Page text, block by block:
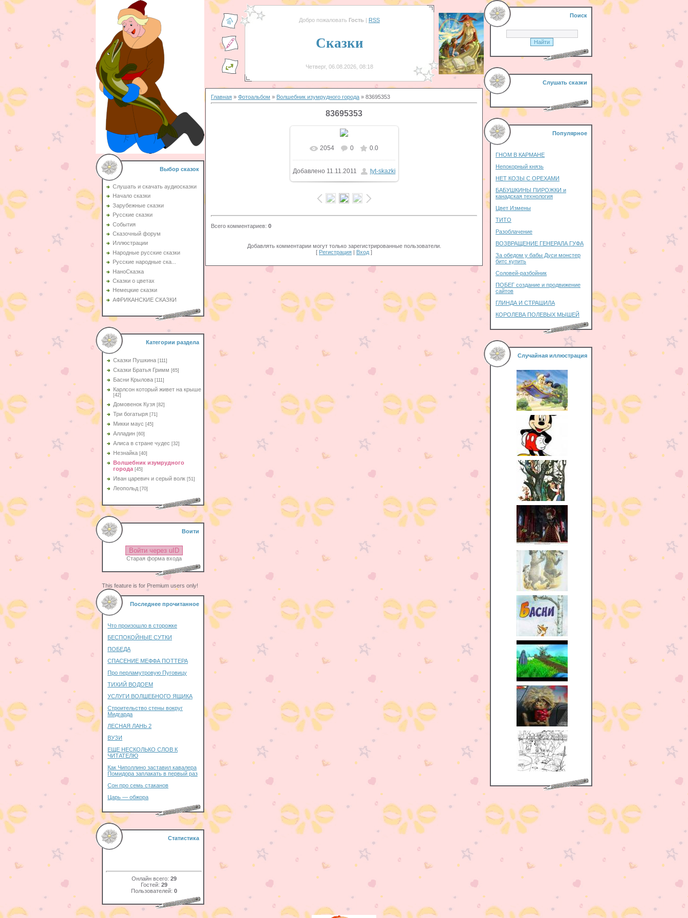
Выбор сказок
Слушать и скачать аудиосказки
Начало сказки
Зарубежные сказки
Русские сказки
События
Сказочный форум
Иллюстрации
Народные русские сказки
Русские народные ска...
НаноСказка
Сказки о цветах
Немецкие сказки
АФРИКАНСКИЕ СКАЗКИ
Категории раздела
Сказки Пушкина [111]
Сказки Братья Гримм [65]
Басни Крылова [111]
Карлсон который живет на крыше
[42]
Домовенок Кузя [82]
Три богатыря [71]
Микки маус [45]
Алладин [60]
Aлиса в стране чудес [32]
Незнайка [40]
Волшебник изумрудного
города [45]
Иван царевич и серый волк [51]
Леопольд [70]
Воити
Войти через uID
Старая форма входа
This feature is for Premium users only!
Последнее прочитанное
Что произошло в сторожке
БЕСПОКОЙНЫЕ СУТКИ
ПОБЕДА
СПАСЕНИЕ МЕФФА ПОТТЕРА
Про перламутровую Пуговицу
ТИХИЙ ВОДОЕМ
УСЛУГИ ВОЛШЕБНОГО ЯЩИКА
Строительство стены вокруг
Мидгарда
ЛЕСНАЯ ЛАНЬ 2
ВУЗИ
ЕЩЕ НЕСКОЛЬКО СЛОВ К
ЧИТАТЕЛЮ
Как Чиполлино заставил кавалера
Помидора заплакать в первый раз
Сон про семь стаканов
Царь — обжора
Статистика
Онлайн всего: 29
Гостей: 29
Пользователей: 0
Добро пожаловать Гость | RSS
Сказки
Четверг, 06.08.2026, 08:18
Главная » Фотоальбом » Волшебник изумрудного города » 83695353
83695353
В реальном размере
567x384/ 32.5Kb
2054 0 0.0
Добавлено 11.11.2011 tyt-skazki
Всего комментариев: 0
Добавлять комментарии могут только зарегистрированные пользователи.
[ Регистрация | Вход ]
Поиск
Слушать сказки
Популярное
ГНОМ В КАРМАНЕ
Непокорный князь
НЕТ КОЗЫ С ОРЕХАМИ
БАБУШКИНЫ ПИРОЖКИ и
канадская технология
Цвет Измены
ТИТО
Разоблачение
ВОЗВРАЩЕНИЕ ГЕНЕРАЛА ГУФА
За обедом у бабы Дуси монстер
битс купить
Соловей-разбойник
ПОБЕГ создание и продвижение
сайтов
ГЛИНДА И СТРАШИЛА
КОРОЛЕВА ПОЛЕВЫХ МЫШЕЙ
Случайная иллюстрация